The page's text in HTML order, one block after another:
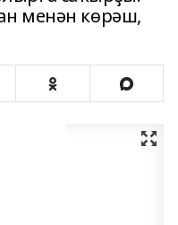
менән көрәш,